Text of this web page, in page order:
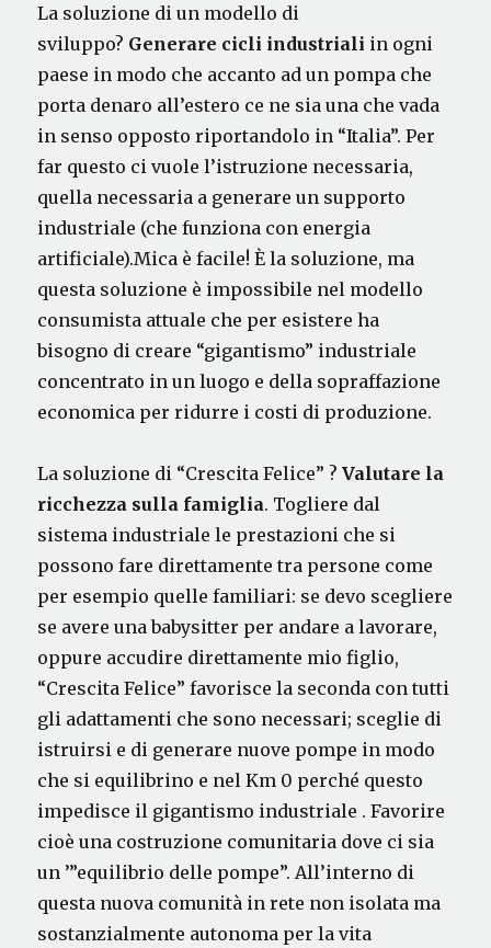
La soluzione di un modello di
sviluppo? Generare cicli industriali in ogni
paese in modo che accanto ad un pompa che
porta denaro all’estero ce ne sia una che vada
in senso opposto riportandolo in “Italia”. Per
far questo ci vuole l’istruzione necessaria,
quella necessaria a generare un supporto
industriale (che funziona con energia
artificiale).Mica è facile! È la soluzione, ma
questa soluzione è impossibile nel modello
consumista attuale che per esistere ha
bisogno di creare “gigantismo” industriale
concentrato in un luogo e della sopraffazione
economica per ridurre i costi di produzione.
La soluzione di “Crescita Felice” ?Valutare la
ricchezza sulla famiglia. Togliere dal
sistema industriale le prestazioni che si
possono fare direttamente tra persone come
per esempio quelle familiari: se devo scegliere
se avere una babysitter per andare a lavorare,
oppure accudire direttamente mio figlio,
“Crescita Felice” favorisce la seconda con tutti
gli adattamenti che sono necessari; sceglie di
istruirsi e di generare nuove pompe in modo
che si equilibrino e nel Km 0 perché questo
impedisce il gigantismo industriale . Favorire
cioè una costruzione comunitaria dove ci sia
un ’”equilibrio delle pompe”. All’interno di
questa nuova comunità in rete non isolata ma
sostanzialmente autonoma per la vita